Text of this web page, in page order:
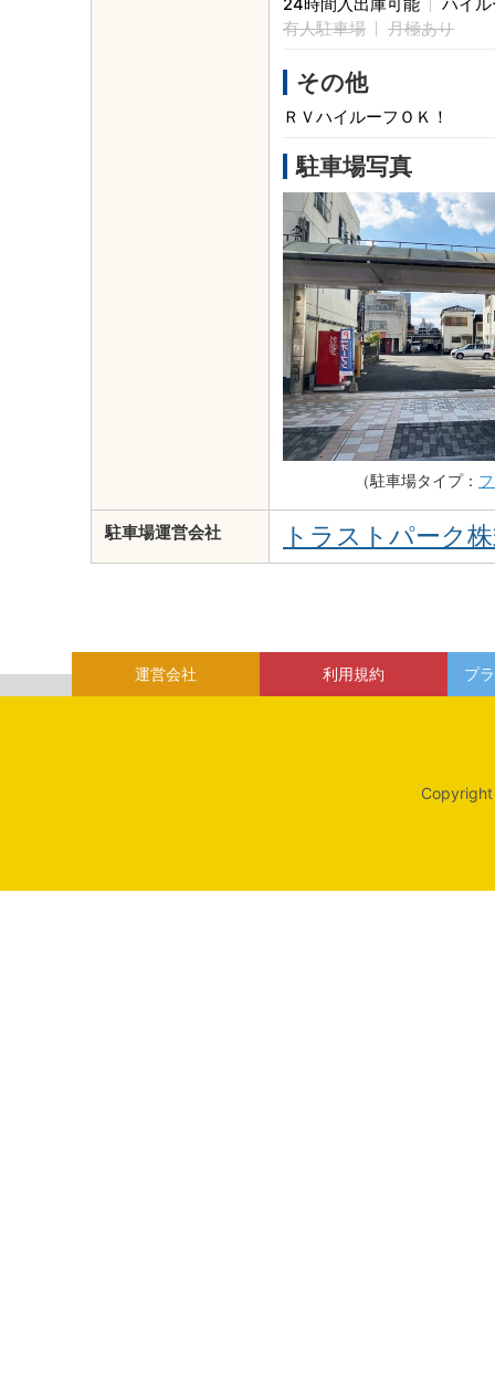
24時間入出庫可能
ハイ
有人駐車場
月極あり
その他
ＲＶハイルーフＯＫ！
駐車場写真
（駐車場タイプ：
駐車場運営会社 トラストパーク
運営会社 利用規約 プ